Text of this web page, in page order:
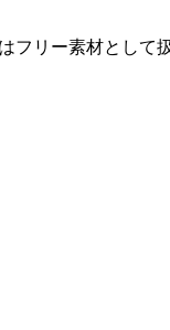
フリー素材とし